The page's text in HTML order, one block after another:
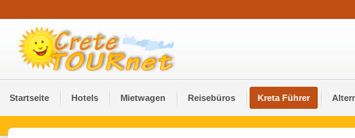
Startseite Hotels Mietwagen Reisebüros Kreta Führer